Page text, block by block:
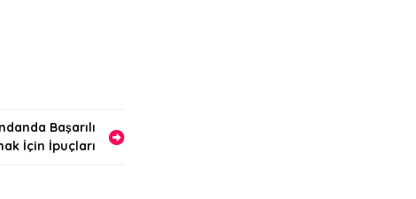
Başarılı
İçin İpuçları